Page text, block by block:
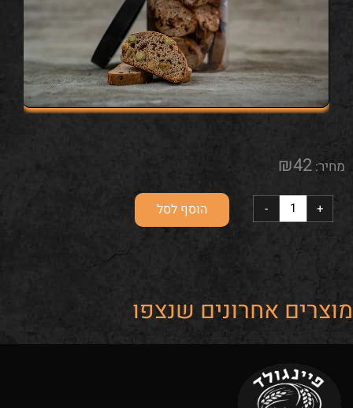
מחיר: ₪42
הוסף לסל
מוצרים אחרונים שנצפו